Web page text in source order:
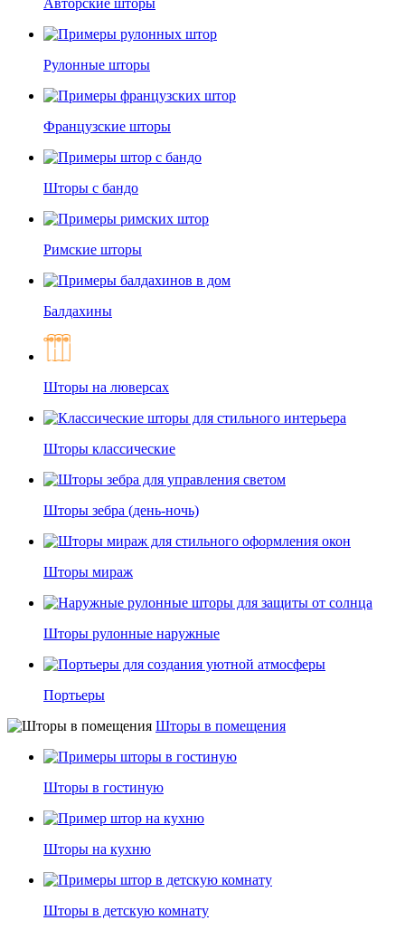
Авторские шторы
Рулонные шторы
Французские шторы
Шторы с бандо
Римские шторы
Балдахины
Шторы на люверсах
Шторы классические
Шторы зебра (день-ночь)
Шторы мираж
Шторы рулонные наружные
Портьеры
Шторы в помещения
Шторы в гостиную
Шторы на кухню
Шторы в детскую комнату